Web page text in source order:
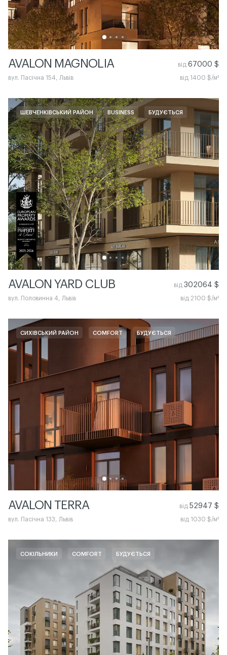
AVALON MAGNOLIA від 67000 $
вул. Пасічна 154, Львів від 1400 $/м²
ШЕВЧЕНКІВСЬКИЙ РАЙОН BUSINESS БУДУЄТЬСЯ
AVALON YARD CLUB від 302064 $
вул. Половинна 4, Львів від 2100 $/м²
СИХІВСЬКИЙ РАЙОН COMFORT БУДУЄТЬСЯ
AVALON TERRA від 52947 $
вул. Пасічна 133, Львів від 1030 $/м²
СОКІЛЬНИКИ COMFORT БУДУЄТЬСЯ